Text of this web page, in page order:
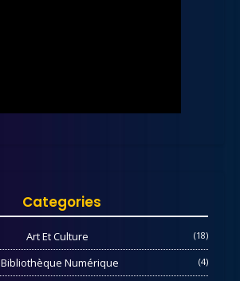
Categories
Art Et Culture (18)
Bibliothèque Numérique (4)